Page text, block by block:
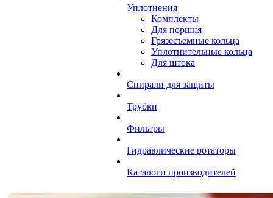
Уплотнения
Комплекты
Для поршня
Грязесъемные кольца
Уплотнительные кольца
Для штока
Спирали для защиты
Трубки
Фильтры
Гидравлические ротаторы
Каталоги производителей